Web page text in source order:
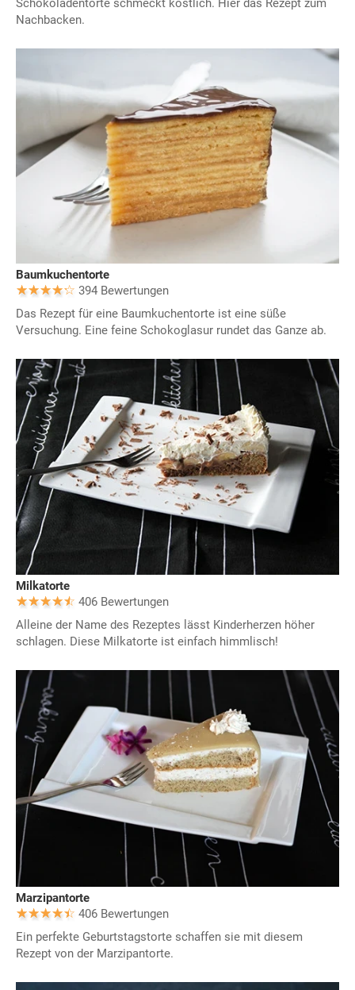
Nachbacken.
Baumkuchentorte
394 Bewertungen
Das Rezept für eine Baumkuchentorte ist eine süße
Versuchung. Eine feine Schokoglasur rundet das Ganze ab.
Milkatorte
406 Bewertungen
Alleine der Name des Rezeptes lässt Kinderherzen höher
schlagen. Diese Milkatorte ist einfach himmlisch!
Marzipantorte
406 Bewertungen
Ein perfekte Geburtstagstorte schaffen sie mit diesem
Rezept von der Marzipantorte.